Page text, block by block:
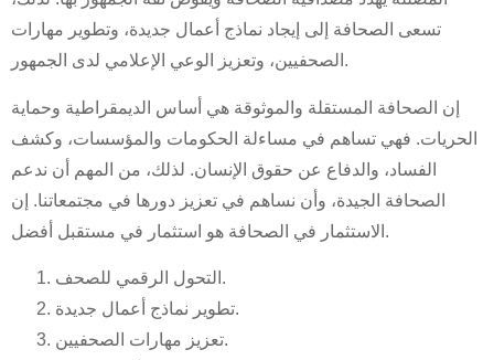
تسعى الصحافة إلى إيجاد نماذج أعمال جديدة، وتطوير مهارات
الصحفيين، وتعزيز الوعي الإعلامي لدى الجمهور.
إن الصحافة المستقلة والموثوقة هي أساس الديمقراطية وحماية
الحريات. فهي تساهم في مساءلة الحكومات والمؤسسات، وكشف
الفساد، والدفاع عن حقوق الإنسان. لذلك، من المهم أن ندعم
الصحافة الجيدة، وأن نساهم في تعزيز دورها في مجتمعاتنا. إن
الاستثمار في الصحافة هو استثمار في مستقبل أفضل.
التحول الرقمي للصحف.
تطوير نماذج أعمال جديدة.
تعزيز مهارات الصحفيين.